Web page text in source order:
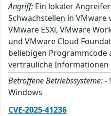
Angriff: Ein lokaler
Schwachstellen in VMware
VMware ESXi, VMware
und VMware Cloud
beliebigen Programmcode
vertrauliche Informationen
Betroffene Betriebssysteme:-
Windows
CVE-2025-41236